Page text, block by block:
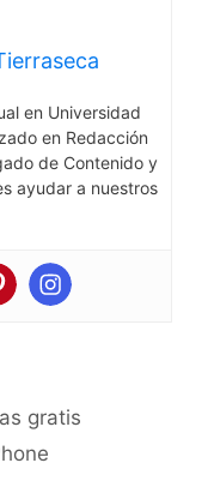
en Universidad
en Redacción
de Contenido y
ayudar a nuestros
gratis